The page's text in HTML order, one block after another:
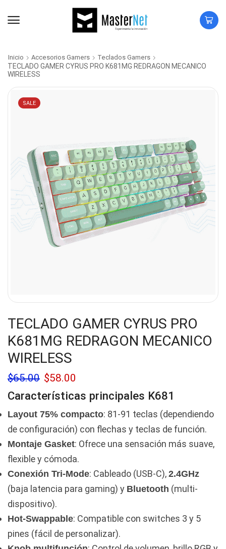
Inicio Accesorios Gamers Teclados Gamers
TECLADO GAMER CYRUS PRO K681MG REDRAGON MECANICO
WIRELESS
SALE
TECLADO GAMER CYRUS PRO
K681MG REDRAGON MECANICO
WIRELESS
$65.00 $58.00
Características principales K681
Layout 75% compacto: 81-91 teclas (dependiendo
de configuración) con flechas y teclas de función.
Montaje Gasket: Ofrece una sensación más suave,
flexible y cómoda.
Conexión Tri-Mode: Cableado (USB-C), 2.4GHz
(baja latencia para gaming) y Bluetooth (multi-
dispositivo).
Hot-Swappable: Compatible con switches 3 y 5
pines (fácil de personalizar).